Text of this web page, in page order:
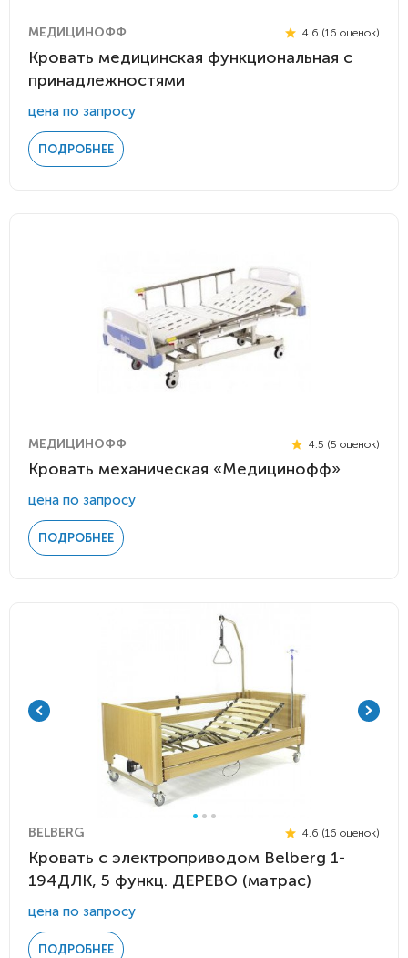
МЕДИЦИНОФФ 4.6 (16 оценок)
Кровать медицинская функциональная с
принадлежностями
цена по запросу
ПОДРОБНЕЕ
МЕДИЦИНОФФ 4.5 (5 оценок)
Кровать механическая «Медицинофф»
цена по запросу
ПОДРОБНЕЕ
BELBERG 4.6 (16 оценок)
Кровать с электроприводом Belberg 1-
194ДЛК, 5 функц. ДЕРЕВО (матрас)
цена по запросу
ПОДРОБНЕЕ